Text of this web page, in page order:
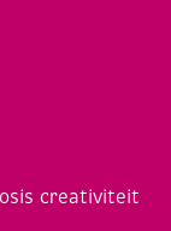
creativiteit